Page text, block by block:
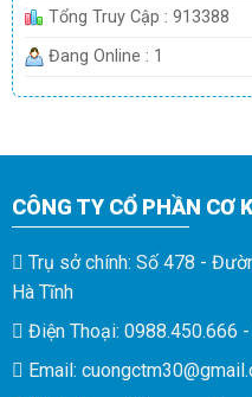
Tổng Truy Cập : 913388
Đang Online : 1
CÔNG TY CỔ PHẦN CƠ
Trụ sở chính: Số 478 -
Hà Tĩnh
Điện Thoại: 0988.450.666
Email: